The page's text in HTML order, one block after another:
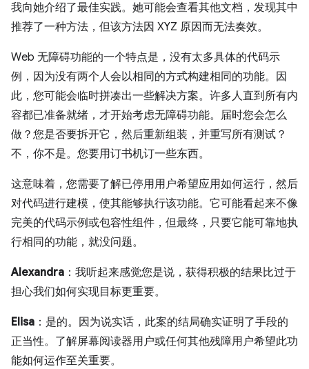
我向她介绍了最佳实践。她可能会查看其他文档，发现其中
推荐了一种方法，但该方法因 XYZ 原因而无法奏效。
Web 无障碍功能的一个特点是，没有太多具体的代码示
例，因为没有两个人会以相同的方式构建相同的功能。因
此，您可能会临时拼凑出一些解决方案。许多人直到所有内
容都已准备就绪，才开始考虑无障碍功能。届时您会怎么
做？您是否要拆开它，然后重新组装，并重写所有测试？
不，你不是。您要用订书机订一些东西。
这意味着，您需要了解已停用用户希望应用如何运行，然后
对代码进行建模，使其能够执行该功能。它可能看起来不像
完美的代码示例或包容性组件，但最终，只要它能可靠地执
行相同的功能，就没问题。
Alexandra ：我听起来感觉您是说，获得积极的结果比过于
担心我们如何实现目标更重要。
Elisa ：是的。因为说实话，此案的结局确实证明了手段的
正当性。了解屏幕阅读器用户或任何其他残障用户希望此功
能如何运作至关重要。